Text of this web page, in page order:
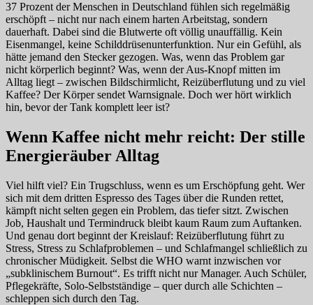
37 Prozent der Menschen in Deutschland fühlen sich regelmäßig
erschöpft – nicht nur nach einem harten Arbeitstag, sondern
dauerhaft. Dabei sind die Blutwerte oft völlig unauffällig. Kein
Eisenmangel, keine Schilddrüsenunterfunktion. Nur ein Gefühl, als
hätte jemand den Stecker gezogen. Was, wenn das Problem gar
nicht körperlich beginnt? Was, wenn der Aus-Knopf mitten im
Alltag liegt – zwischen Bildschirmlicht, Reizüberflutung und zu viel
Kaffee? Der Körper sendet Warnsignale. Doch wer hört wirklich
hin, bevor der Tank komplett leer ist?
Wenn Kaffee nicht mehr reicht: Der stille
Energieräuber Alltag
Viel hilft viel? Ein Trugschluss, wenn es um Erschöpfung geht. Wer
sich mit dem dritten Espresso des Tages über die Runden rettet,
kämpft nicht selten gegen ein Problem, das tiefer sitzt. Zwischen
Job, Haushalt und Termindruck bleibt kaum Raum zum Auftanken.
Und genau dort beginnt der Kreislauf: Reizüberflutung führt zu
Stress, Stress zu Schlafproblemen – und Schlafmangel schließlich zu
chronischer Müdigkeit. Selbst die WHO warnt inzwischen vor
„subklinischem Burnout“. Es trifft nicht nur Manager. Auch Schüler,
Pflegekräfte, Solo-Selbstständige – quer durch alle Schichten –
schleppen sich durch den Tag.